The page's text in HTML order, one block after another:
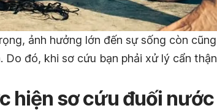
ảnh hưởng lớn đến sự sống còn cũng
Do đó, khi sơ cứu bạn phải xử lý cẩn thận
hiện sơ cứu đuối nước